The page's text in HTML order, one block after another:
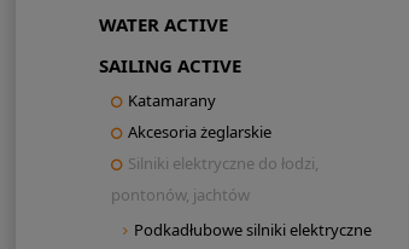
WATER ACTIVE
SAILING ACTIVE
Katamarany
Akcesoria żeglarskie
Silniki elektryczne do łodzi,
pontonów, jachtów
Podkadłubowe silniki elektryczne